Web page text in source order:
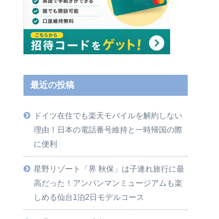
最近の投稿
ドイツ在住でも楽天モバイルを解約しない
理由！日本の電話番号維持と一時帰国の際
に便利
星野リゾート「界 秋保」は子連れ旅行に最
高だった！アンパンマンミュージアムも楽
しめる仙台1泊2日モデルコース